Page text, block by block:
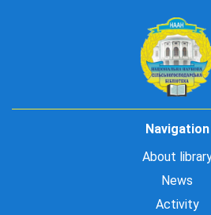
Navigation
About
News
Activity